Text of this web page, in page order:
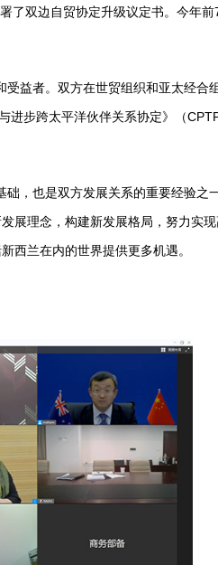
了双边自贸协定升级议定书。今年
者。双方在世贸组织和亚太经合
进步跨太平洋伙伴关系协定》（
也是双方发展关系的重要经验之
展理念，构建新发展格局，努力实
西兰在内的世界提供更多机遇。